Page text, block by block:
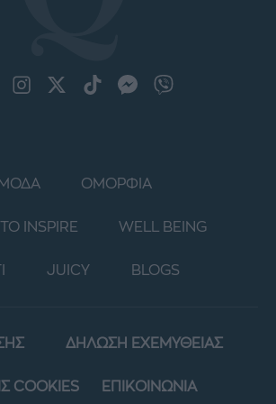
ΜΟΔΑ ΟΜΟΡΦΙΑ
INSPIRE WELL BEING
JUICY BLOGS
ΔΗΛΩΣΗ ΕΧΕΜΥΘΕΙΑΣ
COOKIES ΕΠΙΚΟΙΝΩΝΙΑ